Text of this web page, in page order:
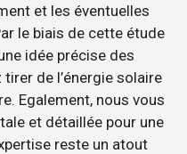
et les éventuelles
le biais de cette étude
idée précise des
de l’énergie solaire
Egalement, nous vous
et détaillée pour une
reste un atout